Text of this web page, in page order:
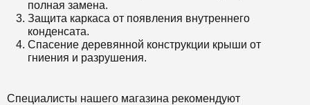
полная замена.
Защита каркаса от появления внутреннего
конденсата.
Спасение деревянной конструкции крыши от
гниения и разрушения.
Специалисты нашего магазина рекомендуют